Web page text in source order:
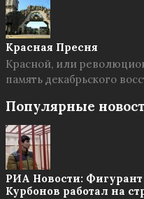
Красная Пресня
Красной, или
память декабрьского
Популярные
РИА Новости: Фигурант
Курбонов работал на